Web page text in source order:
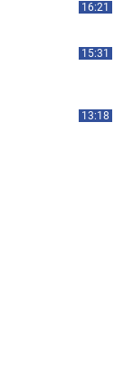
16:21
15:31
13:18